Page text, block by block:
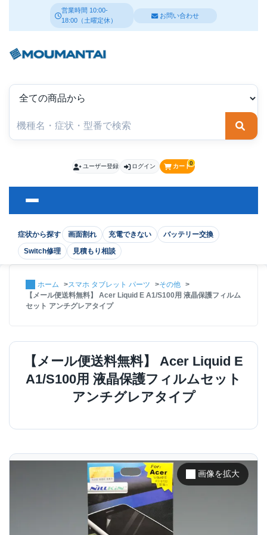
営業時間 10:00-
18:00（土曜定休）
お問い合わせ
検索
症状から探す 画面割れ 充電できない
バッテリー交換
Switch修理
見積もり相談
ユーザー登録 ログイン カート0
ホーム スマホ タブレット パーツ
その他
【メール便送料無料】 Acer Liquid E A1/S100用 液晶保護フィルム
セット アンチグレアタイプ
【メール便送料無料】 Acer Liquid E
A1/S100用 液晶保護フィルムセット
アンチグレアタイプ
画像を拡大